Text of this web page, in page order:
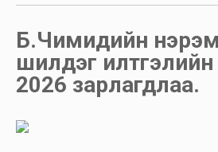
Б.Чимидийн
шилдэг
2026 зарлагдлаа.